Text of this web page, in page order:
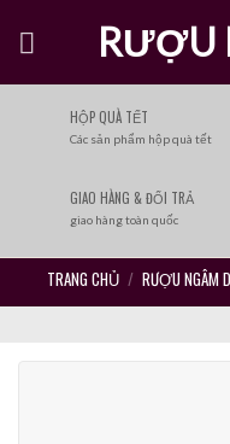
RƯỢU
HỘP QUÀ TẾT
Các sản phẩm hộp quà tết
GIAO HÀNG & ĐỔI TRẢ
giao hàng toàn quốc
TRANG CHỦ / RƯỢU NGÂM